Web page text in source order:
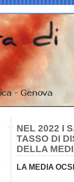
NEL 2022 I
TASSO DI
DELLA
LA MEDIA